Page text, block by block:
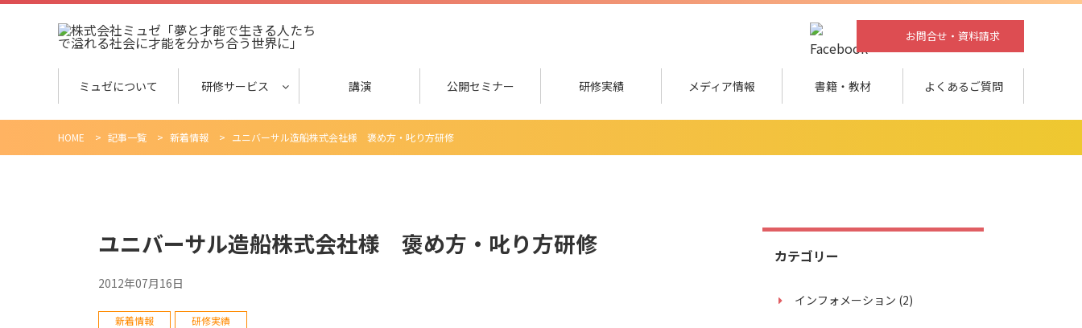
お問合せ・資料請求
ミュゼについて 研修サービス
一体感のあるポジティブなチームをつくる研修
ホウレンソウレベルアップ研修
デキる上司の「褒め方・叱り方」研修
管理職のためのコーチング研修
目標達成への行動を促す！効果的な面談研修
女性を味方につけ「できる！」上司になる研修
女性リーダー育成研修
女性社員モチベーションアップ研修
ビジネススキルを身につけて、デキる女性社員になる研修
心を動かすプレゼンテーション研修
講演 公開セミナー 研修実績 メディア情報 書籍・教材 よくあるご質問
HOME > 記事一覧 > 新着情報 > ユニバーサル造船株式会社様 褒め方・叱り方研修
ユニバーサル造船株式会社様 褒め方・叱り方研修
2012年07月16日
新着情報 研修実績
カテゴリー
インフォメーション (2)